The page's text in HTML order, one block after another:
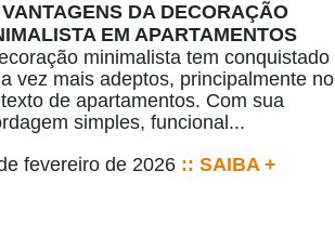
DA DECORAÇÃO
EM APARTAMENTOS
minimalista tem conquistado
vez mais adeptos, principalmente no
de apartamentos. Com sua
simples, funcional...
fevereiro de 2026:: SAIBA +